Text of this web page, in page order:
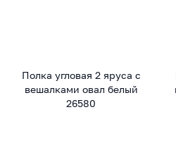
Полка угловая 2 яруса с
вешалками овал белый
26580